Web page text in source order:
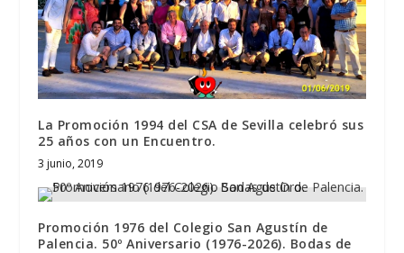
La Promoción 1994 del CSA de Sevilla celebró sus
25 años con un Encuentro.
3 junio, 2019
Promoción 1976 del Colegio San Agustín de
Palencia. 50º Aniversario (1976-2026). Bodas de